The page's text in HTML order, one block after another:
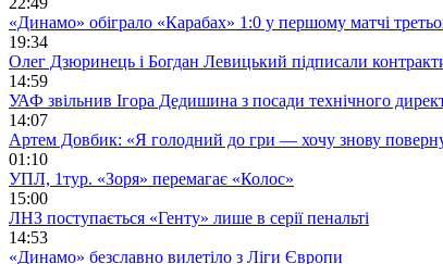
«Динамо» обіграло «Карабах» 1:0 у першому матчі
19:34
Олег Дзюринець і Богдан Левицький підписали
14:59
УАФ звільнив Ігора Дедишина з посади технічного
14:07
Артем Довбик: «Я голодний до гри — хочу знову
01:10
УПЛ, 1тур. «Зоря» перемагає «Колос»
15:00
ЛНЗ поступається «Генту» лише в серії пенальті
14:53
«Динамо» безславно вилетіло з Ліги Європи